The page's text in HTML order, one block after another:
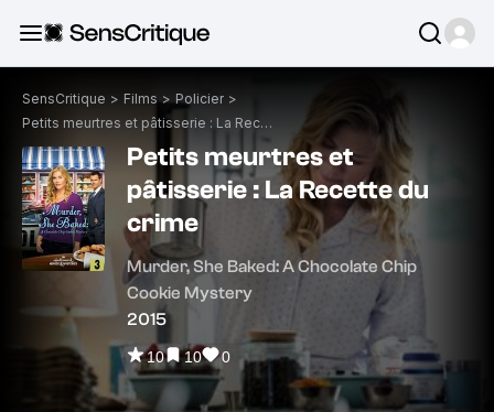
SensCritique > Films > Policier >
Petits meurtres et pâtisserie : La Recette du crime
Petits meurtres et
pâtisserie : La Recette du
crime
Murder, She Baked: A Chocolate Chip
Cookie Mystery
2015
10 10 0